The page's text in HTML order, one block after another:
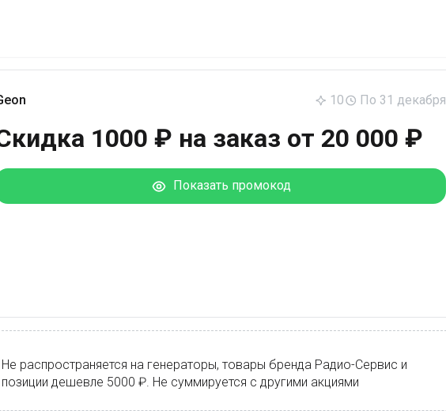
10 По 31 декабря
1000 ₽ на заказ от 20 000 ₽
Показать промокод
Не распространяется на генераторы, товары бренда Радио-Сервис и
позиции дешевле 5000 ₽. Не суммируется с другими акциями